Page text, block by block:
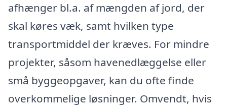
afhænger bl.a. af mængden af jord, der
skal køres væk, samt hvilken type
transportmiddel der kræves. For mindre
projekter, såsom havenedlæggelse eller
små byggeopgaver, kan du ofte finde
overkommelige løsninger. Omvendt, hvis